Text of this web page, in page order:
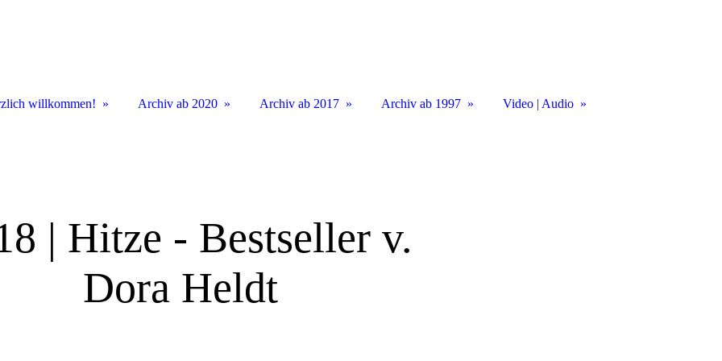
| Hitze - Bestseller v.
Dora Heldt
willkommen! Archiv ab 2020 Archiv ab 2017 Archiv ab 1997 Video | Audio